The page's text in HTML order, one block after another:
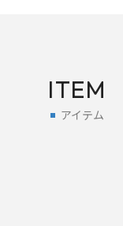
ITEM
アイテム